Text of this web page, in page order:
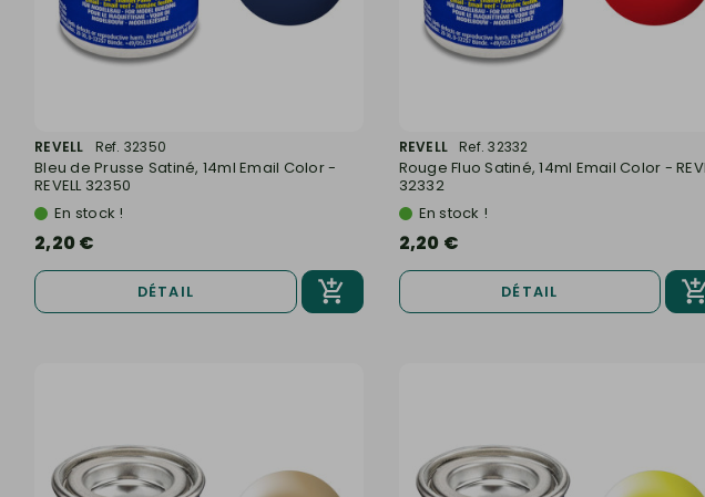
REVELL Ref. 32350
Bleu de Prusse Satiné, 14ml Email Color -
REVELL 32350
En stock !
2,20 €
DÉTAIL
REVELL Ref. 32332
Rouge Fluo Satiné, 14ml Email Color -
32332
En stock !
2,20 €
DÉTAIL